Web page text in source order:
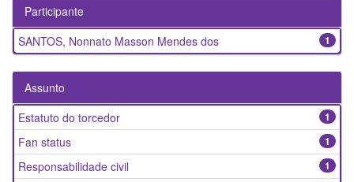
Participante
1
SANTOS, Nonnato Masson Mendes dos
Assunto
1
Estatuto do torcedor
1
Fan status
1
Responsabilidade civil